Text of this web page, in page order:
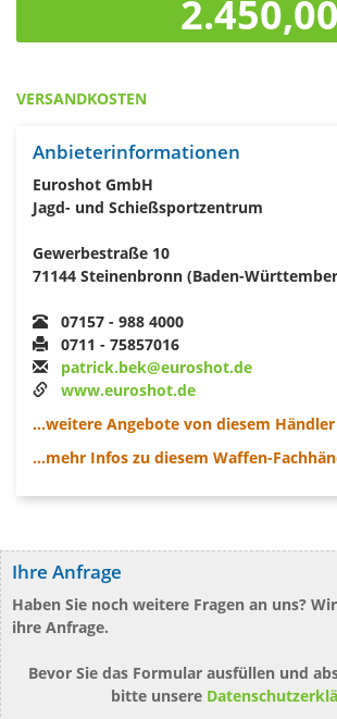
VERSANDKOSTEN
Anbieterinformationen
Euroshot GmbH
Jagd- und Schießsportzentrum
Gewerbestraße 10
71144 Steinenbronn (Baden-
07157 - 988 4000
0711 - 75857016
patrick.bek@euroshot.de
www.euroshot.de
...weitere Angebote von diesem
...mehr Infos zu diesem Waffen-
Ihre Anfrage
Haben Sie noch weitere Fragen an uns?
ihre Anfrage.
Bevor Sie das Formular ausfüllen und
bitte unsere